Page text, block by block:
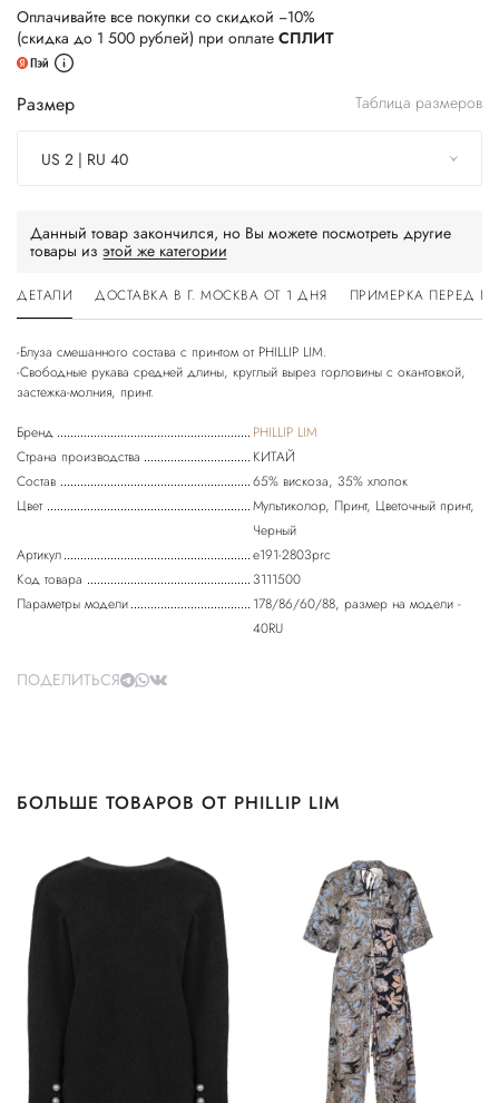
Оплачивайте все покупки со скидкой −10%
(скидка до 1 500 рублей) при оплате СПЛИТ
Размер Таблица размеров
US 2 | RU 40
Данный товар закончился, но Вы можете посмотреть другие
товары из этой же категории
ДЕТАЛИ ДОСТАВКА В Г. МОСКВА ОТ 1 ДНЯ ПРИМЕРКА ПЕРЕД
-Блуза смешанного состава с принтом от PHILLIP LIM.
-Свободные рукава средней длины, круглый вырез горловины с окантовкой,
застежка-молния, принт.
Бренд
PHILLIP LIM
Страна производства
КИТАЙ
Состав
65% вискоза, 35% хлопок
Цвет
Мультиколор, Принт, Цветочный принт,
Черный
Артикул
e191-2803prc
Код товара
3111500
Параметры модели
178/86/60/88, размер на модели -
40RU
ПОДЕЛИТЬСЯ
БОЛЬШЕ ТОВАРОВ ОТ PHILLIP LIM